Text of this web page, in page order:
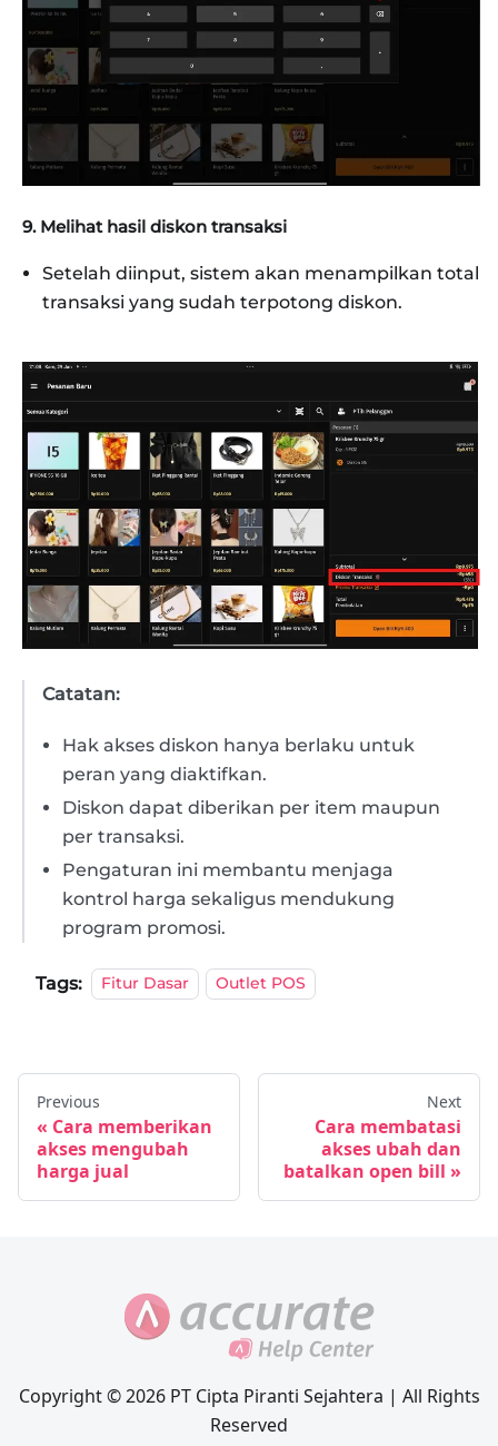
9. Melihat hasil diskon transaksi
Setelah diinput, sistem akan menampilkan total
transaksi yang sudah terpotong diskon.
Catatan:
Hak akses diskon hanya berlaku untuk
peran yang diaktifkan.
Diskon dapat diberikan per item maupun
per transaksi.
Pengaturan ini membantu menjaga
kontrol harga sekaligus mendukung
program promosi.
Tags: Fitur Dasar Outlet POS
Previous
Cara memberikan
akses mengubah
harga jual
Next
Cara membatasi
akses ubah dan
batalkan open bill
Copyright © 2026 PT Cipta Piranti Sejahtera | All Rights
Reserved